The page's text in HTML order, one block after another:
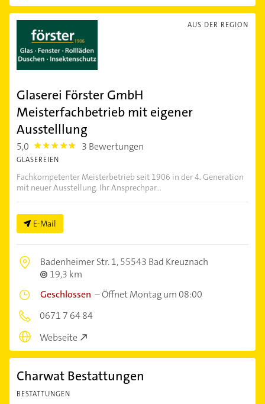
AUS DER REGION
Glaserei Förster GmbH
Meisterfachbetrieb mit eigener
Ausstelllung
5,0 5.0 3 Bewertungen
GLASEREIEN
Fachkompetenter Meisterbetrieb seit 1906 in der 4. Generation
mit neuer Ausstellung. Ihr Ansprechpar...
E-Mail
Badenheimer Str. 1,55543 Bad Kreuznach
19,3 km
Geschlossen –Öffnet Montag um 08:00
0671 7 64 84
Webseite
Charwat Bestattungen
BESTATTUNGEN